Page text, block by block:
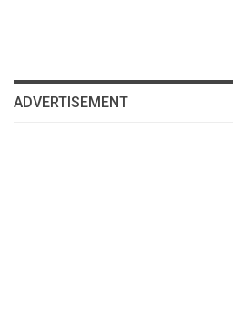
ADVERTISEMENT